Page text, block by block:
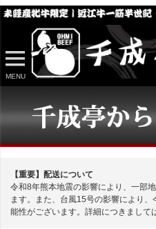
MENU
【重要】配送について
令和8年熊本地震の影響により、一部
ます。また、台風15号の影響により
能性がございます。詳細につきまして